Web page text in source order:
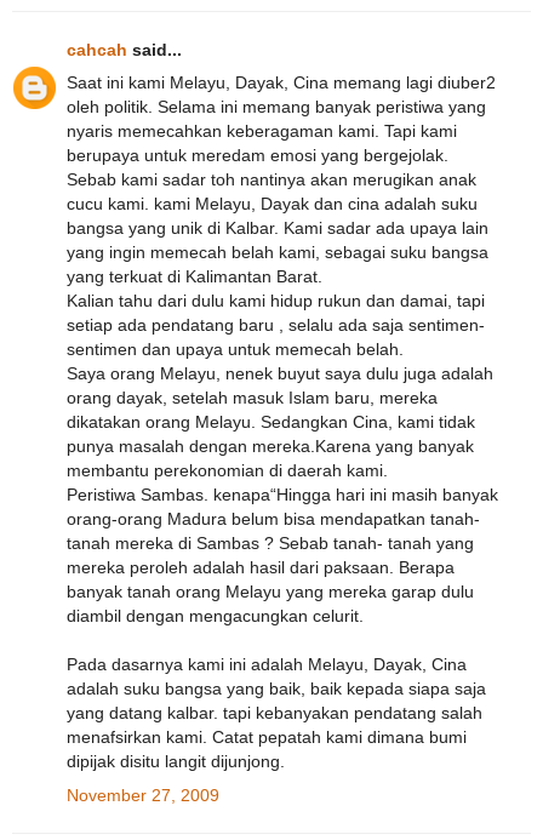
cahcah said...
Saat ini kami Melayu, Dayak, Cina memang lagi diuber2
oleh politik. Selama ini memang banyak peristiwa yang
nyaris memecahkan keberagaman kami. Tapi kami
berupaya untuk meredam emosi yang bergejolak.
Sebab kami sadar toh nantinya akan merugikan anak
cucu kami. kami Melayu, Dayak dan cina adalah suku
bangsa yang unik di Kalbar. Kami sadar ada upaya lain
yang ingin memecah belah kami, sebagai suku bangsa
yang terkuat di Kalimantan Barat.
Kalian tahu dari dulu kami hidup rukun dan damai, tapi
setiap ada pendatang baru , selalu ada saja sentimen-
sentimen dan upaya untuk memecah belah.
Saya orang Melayu, nenek buyut saya dulu juga adalah
orang dayak, setelah masuk Islam baru, mereka
dikatakan orang Melayu. Sedangkan Cina, kami tidak
punya masalah dengan mereka.Karena yang banyak
membantu perekonomian di daerah kami.
Peristiwa Sambas. kenapa“Hingga hari ini masih banyak
orang-orang Madura belum bisa mendapatkan tanah-
tanah mereka di Sambas ? Sebab tanah- tanah yang
mereka peroleh adalah hasil dari paksaan. Berapa
banyak tanah orang Melayu yang mereka garap dulu
diambil dengan mengacungkan celurit.
Pada dasarnya kami ini adalah Melayu, Dayak, Cina
adalah suku bangsa yang baik, baik kepada siapa saja
yang datang kalbar. tapi kebanyakan pendatang salah
menafsirkan kami. Catat pepatah kami dimana bumi
dipijak disitu langit dijunjong.
November 27, 2009